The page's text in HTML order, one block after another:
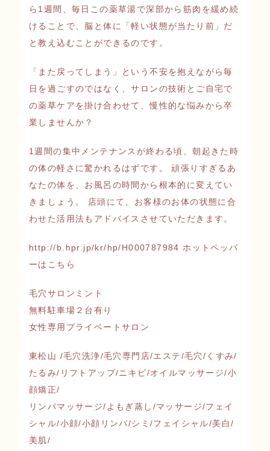
ら1週間、毎日この薬草湯で深部から筋肉を緩め続
けることで、脳と体に「軽い状態が当たり前」だ
と教え込むことができるのです。
「また戻ってしまう」という不安を抱えながら毎
日を過ごすのではなく、サロンの技術とご自宅で
の薬草ケアを掛け合わせて、慢性的な悩みから卒
業しませんか？
1週間の集中メンテナンスが終わる頃、朝起きた時
の体の軽さに驚かれるはずです。 頑張りすぎるあ
なたの体を、お風呂の時間から根本的に変えてい
きましょう。 店頭にて、お客様のお体の状態に合
わせた活用法もアドバイスさせていただきます。
http://b.hpr.jp/kr/hp/H000787984 ホットペッパ
ーはこちら
毛穴サロンミント
無料駐車場２台有り
女性専用プライベートサロン
東松山 /毛穴洗浄/毛穴専門店/エステ/毛穴/くすみ/
たるみ/リフトアップ/ニキビ/オイルマッサージ/小
顔矯正/
リンパマッサージ/よもぎ蒸し/マッサージ/フェイ
シャル/小顔/小顔リンパ/シミ/フェイシャル/美白/
美肌/